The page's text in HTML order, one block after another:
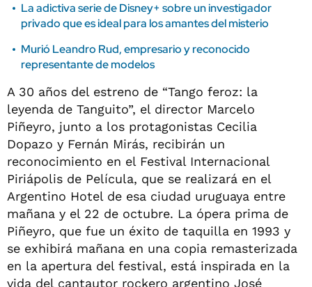
La adictiva serie de Disney+ sobre un investigador
privado que es ideal para los amantes del misterio
Murió Leandro Rud, empresario y reconocido
representante de modelos
A 30 años del estreno de “Tango feroz: la
leyenda de Tanguito”, el director Marcelo
Piñeyro, junto a los protagonistas Cecilia
Dopazo y Fernán Mirás, recibirán un
reconocimiento en el Festival Internacional
Piriápolis de Película, que se realizará en el
Argentino Hotel de esa ciudad uruguaya entre
mañana y el 22 de octubre. La ópera prima de
Piñeyro, que fue un éxito de taquilla en 1993 y
se exhibirá mañana en una copia remasterizada
en la apertura del festival, está inspirada en la
vida del cantautor rockero argentino José